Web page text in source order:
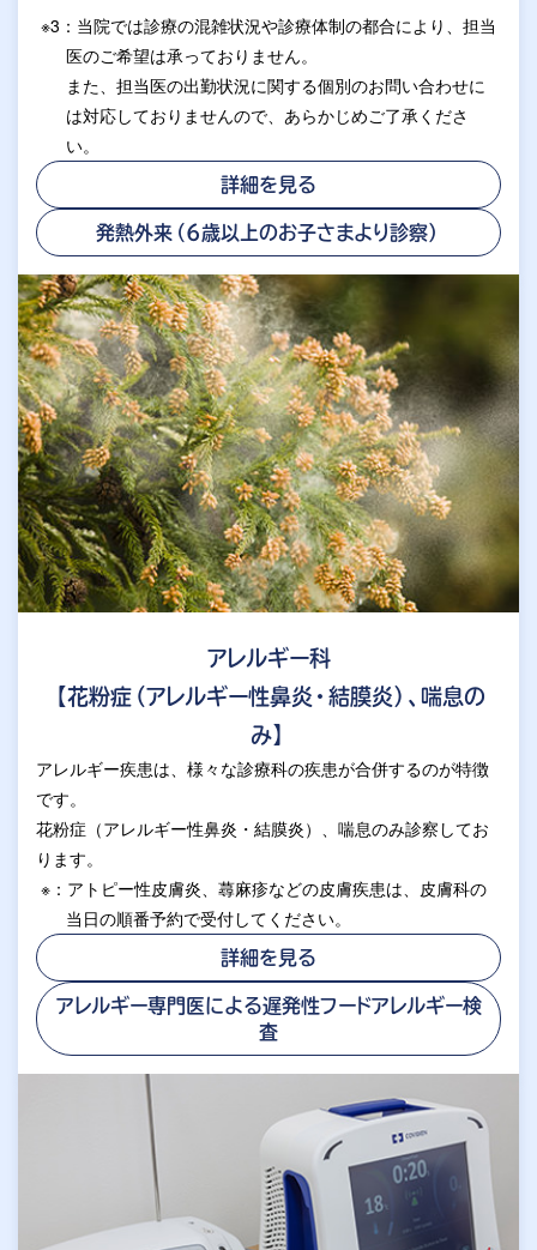
※3：当院では診療の混雑状況や診療体制の都合により、担当
医のご希望は承っておりません。
また、担当医の出勤状況に関する個別のお問い合わせに
は対応しておりませんので、あらかじめご了承くださ
い。
詳細を見る
発熱外来（6歳以上のお子さまより診察）
アレルギー科
【花粉症（アレルギー性鼻炎・結膜炎）、喘息の
み】
アレルギー疾患は、様々な診療科の疾患が合併するのが特徴
です。
花粉症（アレルギー性鼻炎・結膜炎）、喘息のみ診察してお
ります。
※：アトピー性皮膚炎、蕁麻疹などの皮膚疾患は、皮膚科の
当日の順番予約で受付してください。
詳細を見る
アレルギー専門医による遅発性フードアレルギー検
査